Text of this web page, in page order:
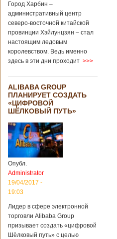
крупным
торговым
партнером
Германии
Как
свидетельствуют
данные, которые
Федеральным
статистическим
ведомством
Германии, в 2018
году статус самого
крупного торгового
партнера страны
остается за
Китаем, причем это
уже третий год
подряд. Объем
торговли между
Германией и
199,3 миллиарда
евро. Как
свидетельствуют
опубликованные
Город Харбин –
административный центр
северо-восточной китайской
провинции Хэйлунцзян – стал
настоящим ледовым
королевством. Ведь именно
здесь в эти дни проходит >>>
ALIBABA GROUP
ПЛАНИРУЕТ СОЗДАТЬ
«ЦИФРОВОЙ
ШЁЛКОВЫЙ ПУТЬ»
Опубл.
Administrator
19/04/2017 -
19:03
Лидер в сфере электронной
торговли Alibaba Group
призывает создать «цифровой
Шёлковый путь» с целью